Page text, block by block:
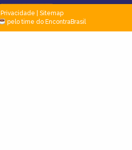
Privacidade
Sitemap
pelo time do EncontraBrasil